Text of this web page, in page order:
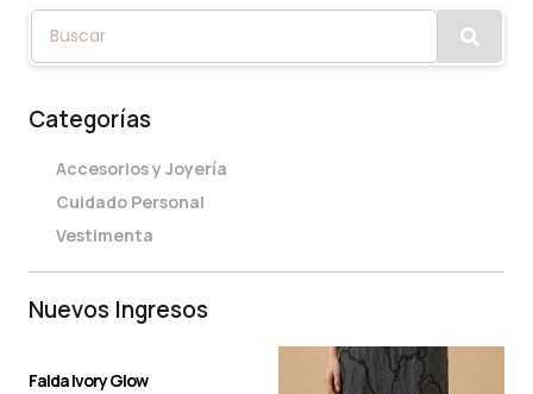
Categorías
Accesorios y Joyería
Cuidado Personal
Vestimenta
Nuevos Ingresos
Falda Ivory Glow